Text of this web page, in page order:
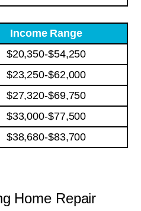
Income Range
$20,350-$54,250
$23,250-$62,000
$27,320-$69,750
$33,000-$77,500
$38,680-$83,700
Home Repair